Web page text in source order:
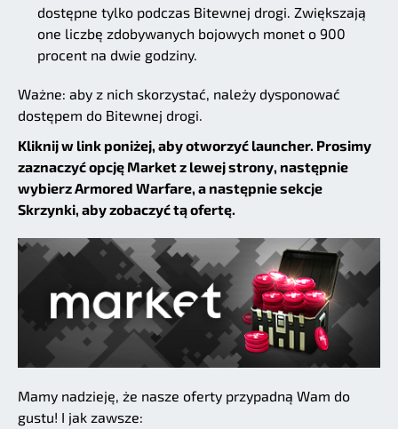
dostępne tylko podczas Bitewnej drogi. Zwiększają
one liczbę zdobywanych bojowych monet o 900
procent na dwie godziny.
Ważne: aby z nich skorzystać, należy dysponować
dostępem do Bitewnej drogi.
Kliknij w link poniżej, aby otworzyć launcher. Prosimy
zaznaczyć opcję Market z lewej strony, następnie
wybierz Armored Warfare, a następnie sekcje
Skrzynki, aby zobaczyć tą ofertę.
Mamy nadzieję, że nasze oferty przypadną Wam do
gustu! I jak zawsze: